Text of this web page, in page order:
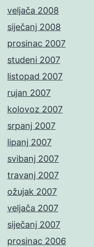
veljača 2008
siječanj 2008
prosinac 2007
studeni 2007
listopad 2007
rujan 2007
kolovoz 2007
srpanj 2007
lipanj 2007
svibanj 2007
travanj 2007
ožujak 2007
veljača 2007
siječanj 2007
prosinac 2006